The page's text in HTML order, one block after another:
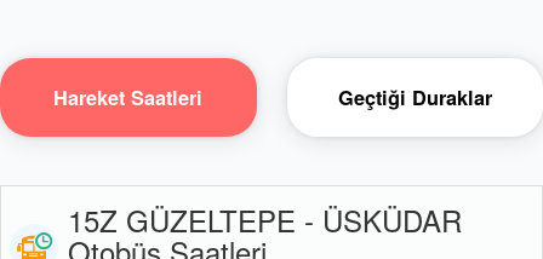
Hareket Saatleri Geçtiği Duraklar
15Z GÜZELTEPE - ÜSKÜDAR